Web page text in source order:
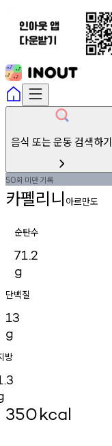
음식 또는 운동 검색하기
50회 미만기록
카펠리니 아르만도
순탄수
71.2
g
단백질
13
g
방
350kcal